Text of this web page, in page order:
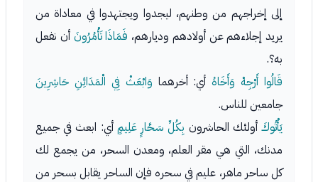
إلى إخراجهم من وطنهم، ليجدوا ويجتهدوا في معاداة من
يريد إجلاءهم عن أولادهم وديارهم، فَمَاذَا تَأْمُرُونَ أن نفعل
به؟.
قَالُوا أَرْجِهْ وَأَخَاهُأي: أخرهما وَابْعَثْ فِي الْمَدَائِنِ حَاشِرِينَ
جامعين للناس.
يَأْتُوكَأولئك الحاشرون بِكُلِّ سَحَّارٍ عَلِيمٍ أي: ابعث في جميع
مدنك، التي هي مقر العلم، ومعدن السحر، من يجمع لك
كل ساحر ماهر، عليم في سحره فإن الساحر يقابل بسحر من